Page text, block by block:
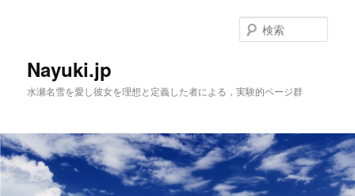
Nayuki.jp
水瀬名雪を愛し彼女を理想と定義した者による，実験的ページ群
索